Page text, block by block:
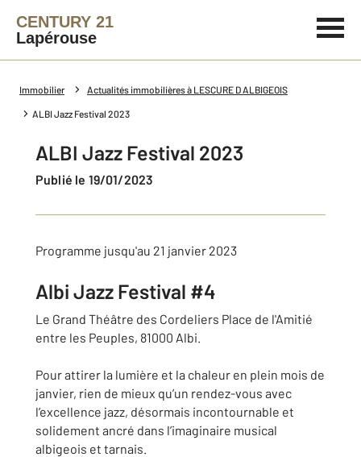
CENTURY 21
Lapérouse
Immobilier Actualités immobilières à LESCURE D ALBIGEOIS
ALBI Jazz Festival 2023
ALBI Jazz Festival 2023
Publié le 19/01/2023
Programme jusqu'au 21 janvier 2023
Albi Jazz Festival #4
Le Grand Théâtre des Cordeliers Place de l'Amitié
entre les Peuples, 81000 Albi.
Pour attirer la lumière et la chaleur en plein mois de
janvier, rien de mieux qu’un rendez-vous avec
l’excellence jazz, désormais incontournable et
solidement ancré dans l’imaginaire musical
albigeois et tarnais.